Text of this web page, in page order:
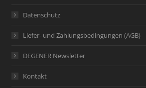
Datenschutz
Liefer- und Zahlungsbedingungen (AGB)
DEGENER Newsletter
Kontakt